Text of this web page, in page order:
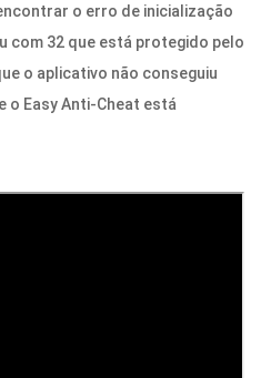
o erro de inicialização
com 32 que está protegido pelo
o aplicativo não conseguiu
o Easy Anti-Cheat está